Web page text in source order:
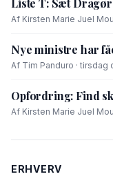
Liste T: Sæt
Af Kirsten Marie Juel
Nye ministre har
Af Tim Panduro · tirsdag
Opfordring: Find
Af Kirsten Marie Juel
ERHVERV